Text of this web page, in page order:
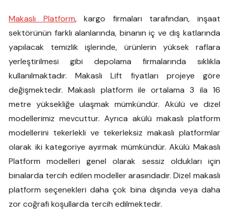
Makaslı Platform, kargo firmaları tarafından, inşaat
sektörünün farklı alanlarında, binanın iç ve dış katlarında
yapılacak temizlik işlerinde, ürünlerin yüksek raflara
yerleştirilmesi gibi depolama firmalarında sıklıkla
kullanılmaktadır. Makaslı Lift fiyatları projeye göre
değişmektedir. Makaslı platform ile ortalama 3 ila 16
metre yüksekliğe ulaşmak mümkündür. Akülü ve dizel
modellerimiz mevcuttur. Ayrıca akülü makaslı platform
modellerini tekerlekli ve tekerleksiz makaslı platformlar
olarak iki kategoriye ayırmak mümkündür. Akülü Makaslı
Platform modelleri genel olarak sessiz oldukları için
binalarda tercih edilen modeller arasındadır. Dizel makaslı
platform seçenekleri daha çok bina dışında veya daha
zor coğrafi koşullarda tercih edilmektedir.